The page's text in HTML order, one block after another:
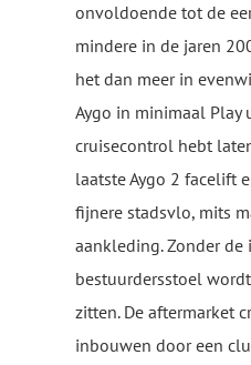
onvoldoende tot de
mindere in de jaren
het dan meer in
Aygo in minimaal Play
cruisecontrol hebt
laatste Aygo 2 facelift
fijnere stadsvlo, mits
aankleding. Zonder
bestuurdersstoel
zitten. De aftermarket
inbouwen door een